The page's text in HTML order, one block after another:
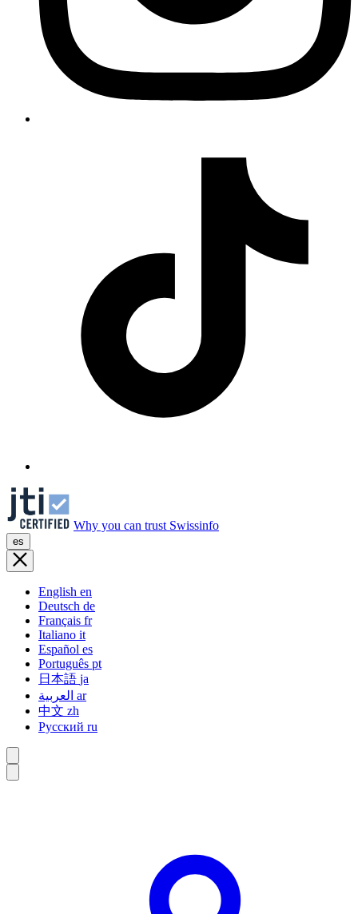
Why you can trust Swissinfo
es
English en
Deutsch de
Français fr
Italiano it
Español es
Português pt
日本語 ja
ar
中文 zh
Русский ru